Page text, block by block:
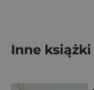
Inne książki